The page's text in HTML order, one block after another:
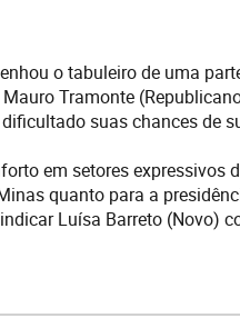
o tabuleiro de uma
Tramonte
suas chances de
em setores expressivos
quanto para a
Luísa Barreto (Novo)